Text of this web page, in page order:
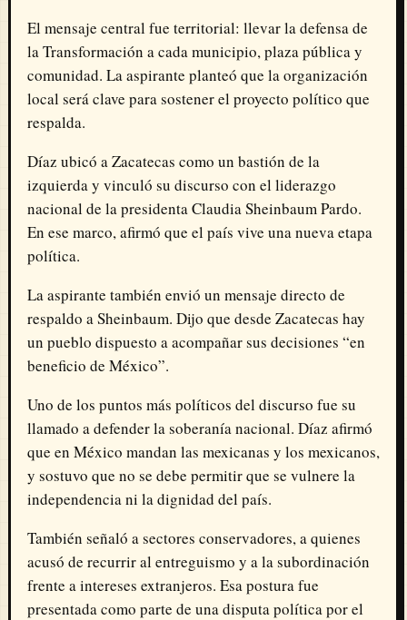
El mensaje central fue territorial: llevar la defensa de
la Transformación a cada municipio, plaza pública y
comunidad. La aspirante planteó que la organización
local será clave para sostener el proyecto político que
respalda.
Díaz ubicó a Zacatecas como un bastión de la
izquierda y vinculó su discurso con el liderazgo
nacional de la presidenta Claudia Sheinbaum Pardo.
En ese marco, afirmó que el país vive una nueva etapa
política.
La aspirante también envió un mensaje directo de
respaldo a Sheinbaum. Dijo que desde Zacatecas hay
un pueblo dispuesto a acompañar sus decisiones “en
beneficio de México”.
Uno de los puntos más políticos del discurso fue su
llamado a defender la soberanía nacional. Díaz afirmó
que en México mandan las mexicanas y los mexicanos,
y sostuvo que no se debe permitir que se vulnere la
independencia ni la dignidad del país.
También señaló a sectores conservadores, a quienes
acusó de recurrir al entreguismo y a la subordinación
frente a intereses extranjeros. Esa postura fue
presentada como parte de una disputa política por el